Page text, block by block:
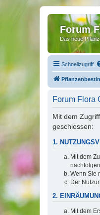
Forum
Das neue
Schnellzugriff
Forum Flora
Mit dem
geschlossen:
1.
Mit dem
Wenn Sie
Der
2.
Mit dem